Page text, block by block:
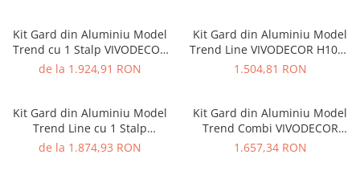
Kit Gard din Aluminiu Model
Trend cu 1 Stalp VIVODECOR
H1000 x L2000 mm Asamblare
de la 1.924,91 RON
Kit Gard din Aluminiu Model
Trend Line VIVODECOR H1000
x L2000 mm pe stalpi existenti
1.504,81 RON
Kit Gard din Aluminiu Model
Trend Line cu 1 Stalp
VIVODECOR H1000 x L2000
de la 1.874,93 RON
Kit Gard din Aluminiu Model
Trend Combi VIVODECOR
H1000 x L2000 mm pe stalpi
1.657,34 RON